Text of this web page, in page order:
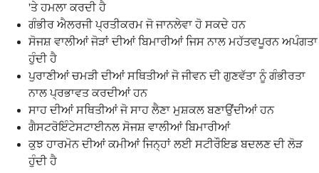
'ਤੇ ਹਮਲਾ ਕਰਦੀ ਹੈ
ਗੰਭੀਰ ਐਲਰਜੀ ਪ੍ਰਤੀਕਰਮ ਜੋ ਜਾਨਲੇਵਾ ਹੋ ਸਕਦੇ ਹਨ
ਸੋਜਸ਼ ਵਾਲੀਆਂ ਜੋੜਾਂ ਦੀਆਂ ਬਿਮਾਰੀਆਂ ਜਿਸ ਨਾਲ ਮਹੱਤਵਪੂਰਨ ਅਪੰਗਤਾ
ਹੁੰਦੀ ਹੈ
ਪੁਰਾਣੀਆਂ ਚਮੜੀ ਦੀਆਂ ਸਥਿਤੀਆਂ ਜੋ ਜੀਵਨ ਦੀ ਗੁਣਵੱਤਾ ਨੂੰ ਗੰਭੀਰਤਾ
ਨਾਲ ਪ੍ਰਭਾਵਤ ਕਰਦੀਆਂ ਹਨ
ਸਾਹ ਦੀਆਂ ਸਥਿਤੀਆਂ ਜੋ ਸਾਹ ਲੈਣਾ ਮੁਸ਼ਕਲ ਬਣਾਉਂਦੀਆਂ ਹਨ
ਗੈਸਟਰੋਇੰਟੇਸਟਾਈਨਲ ਸੋਜਸ਼ ਵਾਲੀਆਂ ਬਿਮਾਰੀਆਂ
ਕੁਝ ਹਾਰਮੋਨ ਦੀਆਂ ਕਮੀਆਂ ਜਿਨ੍ਹਾਂ ਲਈ ਸਟੀਰੌਇਡ ਬਦਲਣ ਦੀ ਲੋੜ
ਹੁੰਦੀ ਹੈ